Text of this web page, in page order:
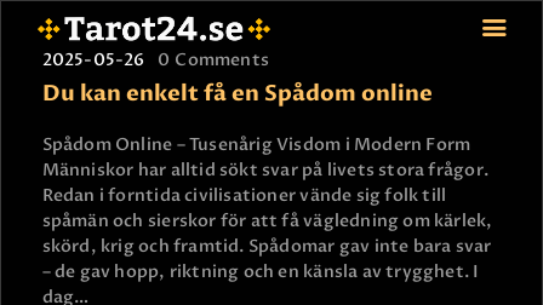
HEM
ASTROLOGI
STJÄRNTECKEN
TAROT
2025-05-26 0 Comments
Du kan enkelt få en Spådom online
Spådom Online – Tusenårig Visdom i Modern Form
Människor har alltid sökt svar på livets stora frågor.
Redan i forntida civilisationer vände sig folk till
spåmän och sierskor för att få vägledning om kärlek,
skörd, krig och framtid. Spådomar gav inte bara svar
– de gav hopp, riktning och en känsla av trygghet. I
dag…